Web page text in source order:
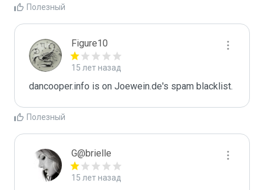
Полезный
Figure10
15 лет назад
dancooper.info is on Joewein.de's spam blacklist.
Полезный
G@brielle
15 лет назад